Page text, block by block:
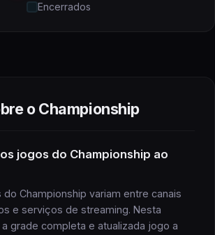
Encerrados
oChampionship
os jogos do Championship ao
do Championship variam entre canais
e serviços de streaming. Nesta
grade completa e atualizada jogo a